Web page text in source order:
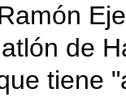
de
tiene